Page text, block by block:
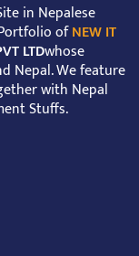
in Nepalese
ofNEW IT
LTDwhose
Nepal. We feature
with Nepal
Stuffs.